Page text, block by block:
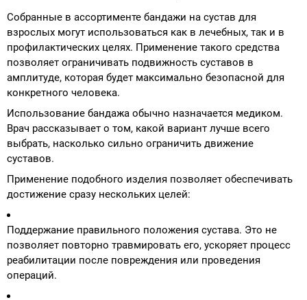
Собранные в ассортименте бандажи на сустав для
взрослых могут использоваться как в лечебных, так и в
профилактических целях. Применение такого средства
позволяет ограничивать подвижность суставов в
амплитуде, которая будет максимально безопасной для
конкретного человека.
Использование бандажа обычно назначается медиком.
Врач рассказывает о том, какой вариант лучше всего
выбрать, насколько сильно ограничить движение
суставов.
Применение подобного изделия позволяет обеспечивать
достижение сразу нескольких целей:
Поддержание правильного положения сустава. Это не
позволяет повторно травмировать его, ускоряет процесс
реабилитации после повреждения или проведения
операций.